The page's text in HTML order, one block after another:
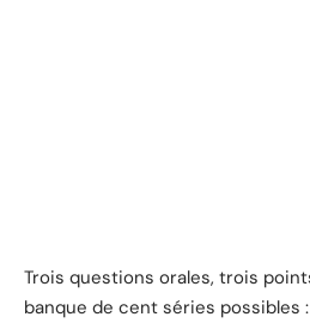
Trois questions orales, trois
banque de cent séries possibles